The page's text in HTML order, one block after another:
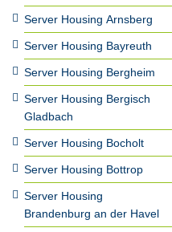
Server Housing Arnsberg
Server Housing Bayreuth
Server Housing Bergheim
Server Housing Bergisch
Gladbach
Server Housing Bocholt
Server Housing Bottrop
Server Housing
Brandenburg an der Havel